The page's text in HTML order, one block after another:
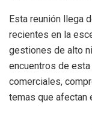
Esta reunión llega
recientes en la
gestiones de alto
encuentros de
comerciales,
temas que afectan